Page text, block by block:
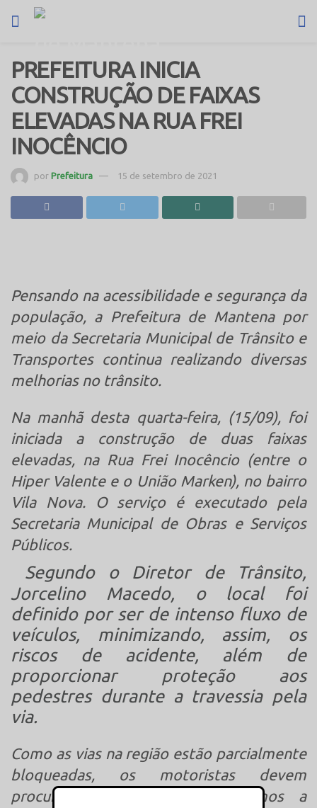
PREFEITURA INICIA
CONSTRUÇÃO DE FAIXAS
ELEVADAS NA RUA FREI
INOCÊNCIO
por Prefeitura 15 de setembro de 2021
Pensando na acessibilidade e segurança da
população, a Prefeitura de Mantena por
meio da Secretaria Municipal de Trânsito e
Transportes continua realizando diversas
melhorias no trânsito.
Na manhã desta quarta-feira, (15/09), foi
iniciada a construção de duas faixas
elevadas, na Rua Frei Inocêncio (entre o
Hiper Valente e o União Marken), no bairro
Vila Nova. O serviço é executado pela
Secretaria Municipal de Obras e Serviços
Públicos.
Segundo o Diretor de Trânsito,
Jorcelino Macedo, o local foi
definido por ser de intenso fluxo de
veículos, minimizando, assim, os
riscos de acidente, além de
proporcionar proteção aos
pedestres durante a travessia pela
via.
Como as vias na região estão parcialmente
bloqueadas, os motoristas devem
procurar ruas de desvio. Pedimos a